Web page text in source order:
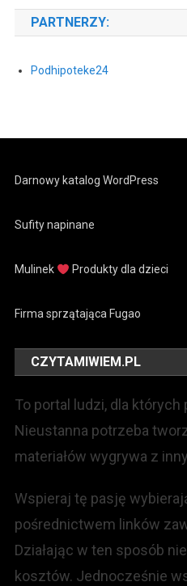
PARTNERZY:
Podhipoteke24
Darnowy katalog WordPress
Sufity napinane
Mulinek Produkty dla dzieci
Firma sprzątająca Fugao
CZYTAMIWIEM.PL
To portal ludzi, dla
Nieustanna potrzeba
materiałów wygrywa z
Wspieraj tę pasję
pośrednictwem linków
Działając w ten sposób
kosztów. Jednocześnie